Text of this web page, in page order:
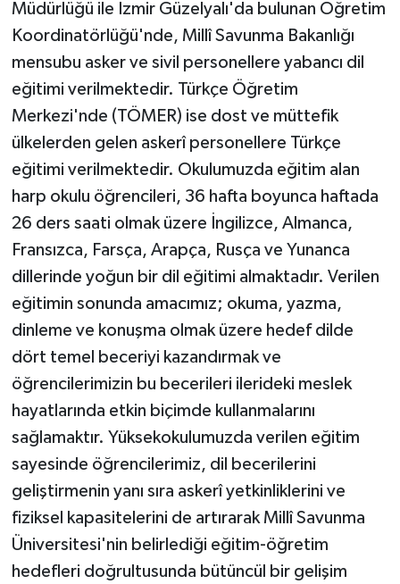
Müdürlüğü ile İzmir Güzelyalı'da bulunan Öğretim
Koordinatörlüğü'nde, Millî Savunma Bakanlığı
mensubu asker ve sivil personellere yabancı dil
eğitimi verilmektedir. Türkçe Öğretim
Merkezi'nde (TÖMER) ise dost ve müttefik
ülkelerden gelen askerî personellere Türkçe
eğitimi verilmektedir. Okulumuzda eğitim alan
harp okulu öğrencileri, 36 hafta boyunca haftada
26 ders saati olmak üzere İngilizce, Almanca,
Fransızca, Farsça, Arapça, Rusça ve Yunanca
dillerinde yoğun bir dil eğitimi almaktadır. Verilen
eğitimin sonunda amacımız; okuma, yazma,
dinleme ve konuşma olmak üzere hedef dilde
dört temel beceriyi kazandırmak ve
öğrencilerimizin bu becerileri ilerideki meslek
hayatlarında etkin biçimde kullanmalarını
sağlamaktır. Yüksekokulumuzda verilen eğitim
sayesinde öğrencilerimiz, dil becerilerini
geliştirmenin yanı sıra askerî yetkinliklerini ve
fiziksel kapasitelerini de artırarak Millî Savunma
Üniversitesi'nin belirlediği eğitim-öğretim
hedefleri doğrultusunda bütüncül bir gelişim